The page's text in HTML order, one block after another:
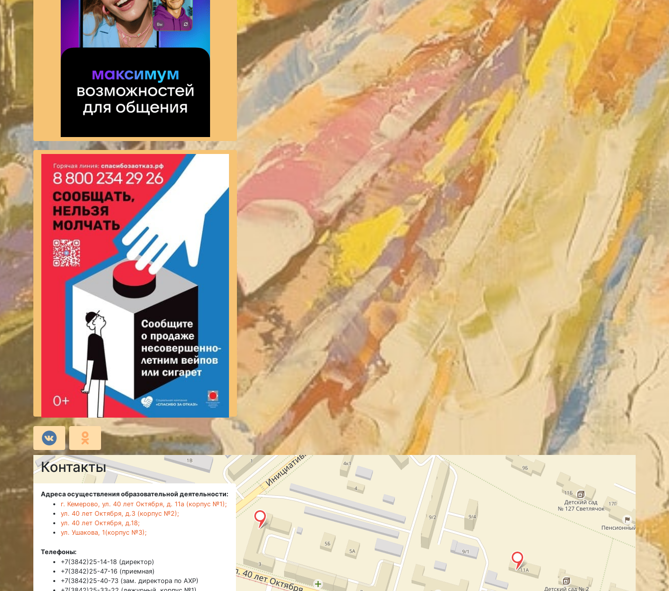
Контакты
Адреса осуществления образовательной деятельности:
г. Кемерово, ул. 40 лет Октября, д. 11а (корпус №1);
ул. 40 лет Октября, д.3 (корпус №2);
ул. 40 лет Октября, д.18;
ул. Ушакова, 1(корпус №3);
Телефоны:
+7(3842)25-14-18 (директор)
+7(3842)25-47-16 (приемная)
+7(3842)25-40-73 (зам. директора по АХР)